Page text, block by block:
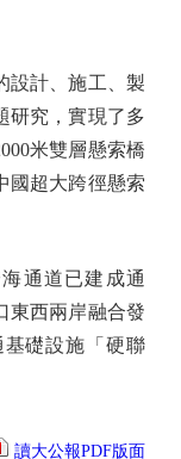
計、施工、製
研究，實現了多
米雙層懸索橋
國超大跨徑懸索
通道已建成通
東西兩岸融合發
礎設施「硬聯
讀大公報PDF版面